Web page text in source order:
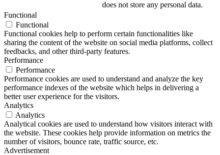
does not store any personal data.
Functional
Functional
Functional cookies help to perform certain functionalities like
sharing the content of the website on social media platforms, collect
feedbacks, and other third-party features.
Performance
Performance
Performance cookies are used to understand and analyze the key
performance indexes of the website which helps in delivering a
better user experience for the visitors.
Analytics
Analytics
Analytical cookies are used to understand how visitors interact with
the website. These cookies help provide information on metrics the
number of visitors, bounce rate, traffic source, etc.
Advertisement